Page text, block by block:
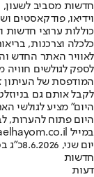
חדשות מסביב לשעון,
וידיאו, פודקאסטים
כוללות ערוצי חדשות
לאוויר האתר החדש
לספק לגולשים חוויה
המודפסת של העיתון
לקבל אותם גם
היום" מציע לגולשי
היום פתוח להערות,
במייל hayom@israelhayom.co.il.
יום שני, 8.6.2026
כ"ג
חדשות
דעות